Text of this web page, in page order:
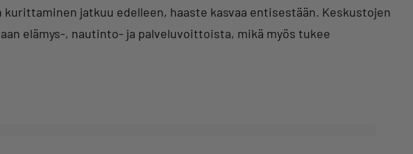
jatkuu edelleen, haaste kasvaa entisestään. Keskustojen
elämys-, nautinto- ja palveluvoittoista, mikä myös tukee